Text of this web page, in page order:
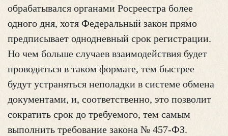
обрабатывался органами Росреестра более
одного дня, хотя Федеральный закон прямо
предписывает однодневный срок регистрации.
Но чем больше случаев взаимодействия будет
проводиться в таком формате, тем быстрее
будут устраняться неполадки в системе обмена
документами, и, соответственно, это позволит
сократить срок до требуемого, тем самым
выполнить требование закона № 457-ФЗ.